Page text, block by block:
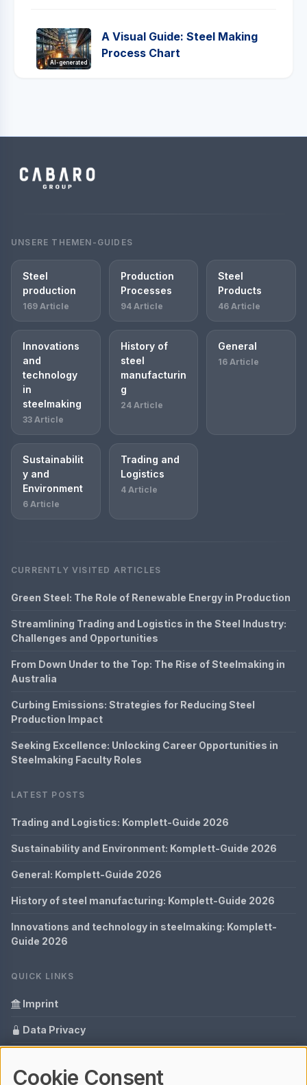
AI-generated
A Visual Guide: Steel Making
Process Chart
UNSERE THEMEN-GUIDES
Steel
production
169 Article
Production
Processes
94 Article
Steel
Products
46 Article
Innovations
and
technology
in
steelmaking
33 Article
History of
steel
manufacturin
g
24 Article
General
16 Article
Sustainabilit
y and
Environment
6 Article
Trading and
Logistics
4 Article
CURRENTLY VISITED ARTICLES
Green Steel: The Role of Renewable Energy in Production
Streamlining Trading and Logistics in the Steel Industry:
Challenges and Opportunities
From Down Under to the Top: The Rise of Steelmaking in
Australia
Curbing Emissions: Strategies for Reducing Steel
Production Impact
Seeking Excellence: Unlocking Career Opportunities in
Steelmaking Faculty Roles
LATEST POSTS
Trading and Logistics: Komplett-Guide 2026
Sustainability and Environment: Komplett-Guide 2026
General: Komplett-Guide 2026
History of steel manufacturing: Komplett-Guide 2026
Innovations and technology in steelmaking: Komplett-
Guide 2026
QUICK LINKS
Imprint
Data Privacy
Glossary
Cookie Consent